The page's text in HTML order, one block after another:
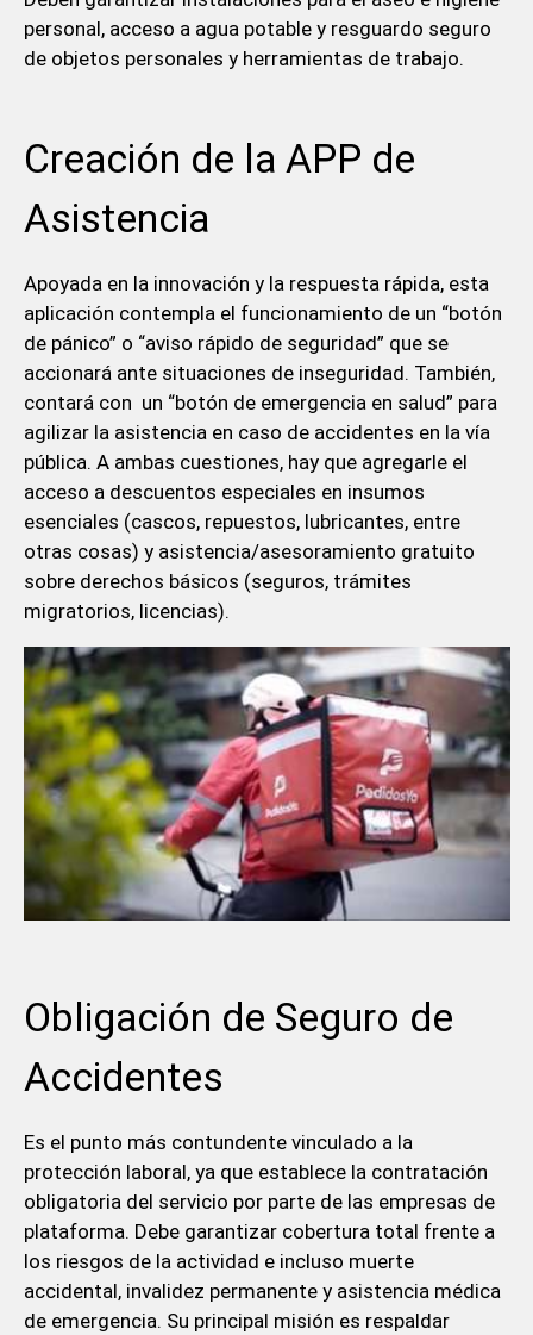
personal, acceso a agua potable y resguardo seguro
de objetos personales y herramientas de trabajo.
Creación de la APP de
Asistencia
Apoyada en la innovación y la respuesta rápida, esta
aplicación contempla el funcionamiento de un “botón
de pánico” o “aviso rápido de seguridad” que se
accionará ante situaciones de inseguridad. También,
contará con un “botón de emergencia en salud” para
agilizar la asistencia en caso de accidentes en la vía
pública. A ambas cuestiones, hay que agregarle el
acceso a descuentos especiales en insumos
esenciales (cascos, repuestos, lubricantes, entre
otras cosas) y asistencia/asesoramiento gratuito
sobre derechos básicos (seguros, trámites
migratorios, licencias).
Obligación de Seguro de
Accidentes
Es el punto más contundente vinculado a la
protección laboral, ya que establece la contratación
obligatoria del servicio por parte de las empresas de
plataforma. Debe garantizar cobertura total frente a
los riesgos de la actividad e incluso muerte
accidental, invalidez permanente y asistencia médica
de emergencia. Su principal misión es respaldar